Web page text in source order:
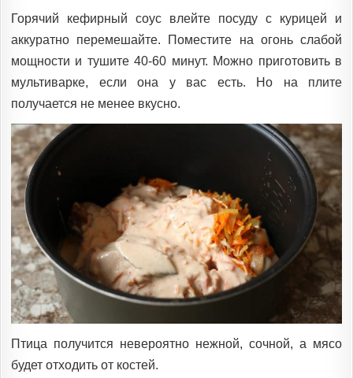
Горячий кефирный соус влейте посуду с курицей и
аккуратно перемешайте. Поместите на огонь слабой
мощности и тушите 40-60 минут. Можно приготовить в
мультиварке, если она у вас есть. Но на плите
получается не менее вкусно.
Птица получится невероятно нежной, сочной, а мясо
будет отходить от костей.